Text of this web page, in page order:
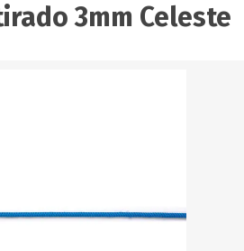
3mm Celeste